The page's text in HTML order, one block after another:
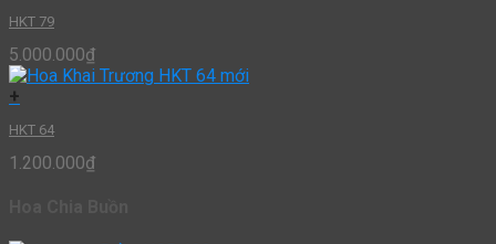
HKT 79
5.000.000₫
+
HKT 64
1.200.000₫